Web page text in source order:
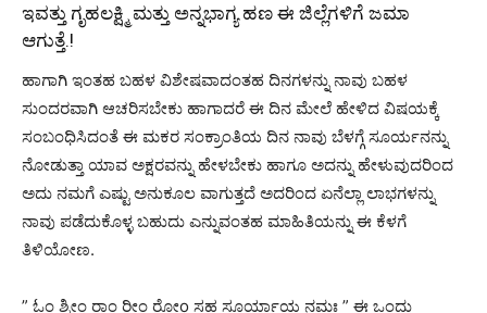
ಇವತ್ತು ಗೃಹಲಕ್ಷ್ಮಿ ಮತ್ತು ಅನ್ನಭಾಗ್ಯ ಹಣ ಈ ಜಿಲ್ಲೆಗಳಿಗೆ ಜಮಾ
ಆಗುತ್ತೆ.!
ಹಾಗಾಗಿ ಇಂತಹ ಬಹಳ ವಿಶೇಷವಾದಂತಹ ದಿನಗಳನ್ನು ನಾವು ಬಹಳ
ಸುಂದರವಾಗಿ ಆಚರಿಸಬೇಕು ಹಾಗಾದರೆ ಈ ದಿನ ಮೇಲೆ ಹೇಳಿದ ವಿಷಯಕ್ಕೆ
ಸಂಬಂಧಿಸಿದಂತೆ ಈ ಮಕರ ಸಂಕ್ರಾಂತಿಯ ದಿನ ನಾವು ಬೆಳಗ್ಗೆ ಸೂರ್ಯನನ್ನು
ನೋಡುತ್ತಾ ಯಾವ ಅಕ್ಷರವನ್ನು ಹೇಳಬೇಕು ಹಾಗೂ ಅದನ್ನು ಹೇಳುವುದರಿಂದ
ಅದು ನಮಗೆ ಎಷ್ಟು ಅನುಕೂಲ ವಾಗುತ್ತದೆ ಅದರಿಂದ ಏನೆಲ್ಲಾ ಲಾಭಗಳನ್ನು
ನಾವು ಪಡೆದುಕೊಳ್ಳ ಬಹುದು ಎನ್ನುವಂತಹ ಮಾಹಿತಿಯನ್ನು ಈ ಕೆಳಗೆ
ತಿಳಿಯೋಣ.
” ಓಂ ಶ್ರೀಂ ರಾಂ ರೀಂ ರೋo ಸಹ ಸೂರ್ಯಾಯ ನಮಃ ” ಈ ಒಂದು